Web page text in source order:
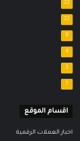
22
22
8
4
3
1
اقسام الموقع
اخبار العملات الرقمية